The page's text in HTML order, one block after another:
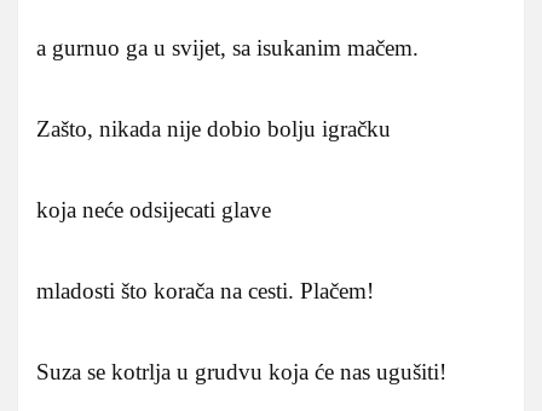
a gurnuo ga u svijet, sa isukanim mačem.
Zašto, nikada nije dobio bolju igračku
koja neće odsijecati glave
mladosti što korača na cesti. Plačem!
Suza se kotrlja u grudvu koja će nas ugušiti!